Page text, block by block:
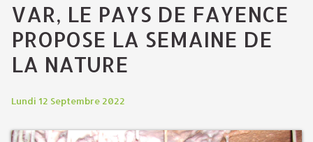
VAR, LE PAYS DE FAYENCE
PROPOSE LA SEMAINE DE
LA NATURE
Lundi 12 Septembre 2022